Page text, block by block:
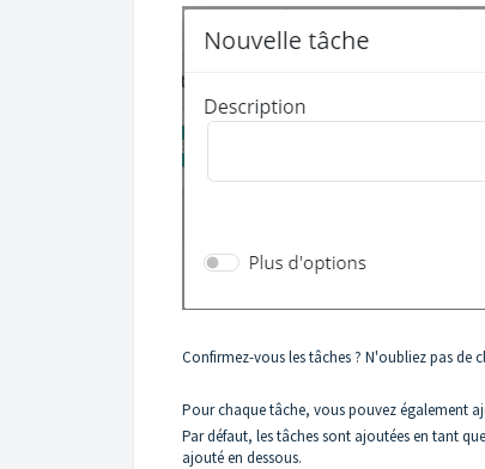
Confirmez-vous les tâches ? N'oubliez pas de
Pour chaque tâche, vous pouvez également
Par défaut, les tâches sont ajoutées en tant
ajouté en dessous.